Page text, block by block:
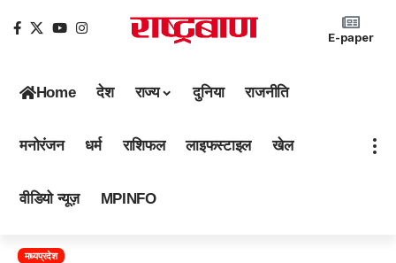
E-paper
Home देश राज्य दुनिया राजनीति
मनोरंजन धर्म राशिफल लाइफस्टाइल खेल
वीडियो न्यूज़ MPINFO
मध्यप्रदेश